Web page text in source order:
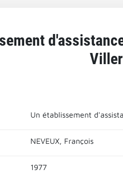
Un établissement
NEVEUX, François
1977